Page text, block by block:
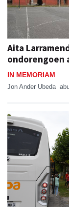
Aita
ondorengoen
IN MEMORIAM
Jon Ander Ubeda